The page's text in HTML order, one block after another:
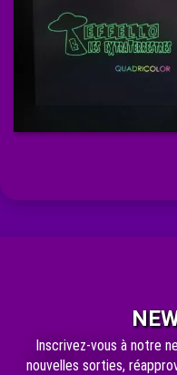
Inscrivez-vous à notre
nouvelles sorties,